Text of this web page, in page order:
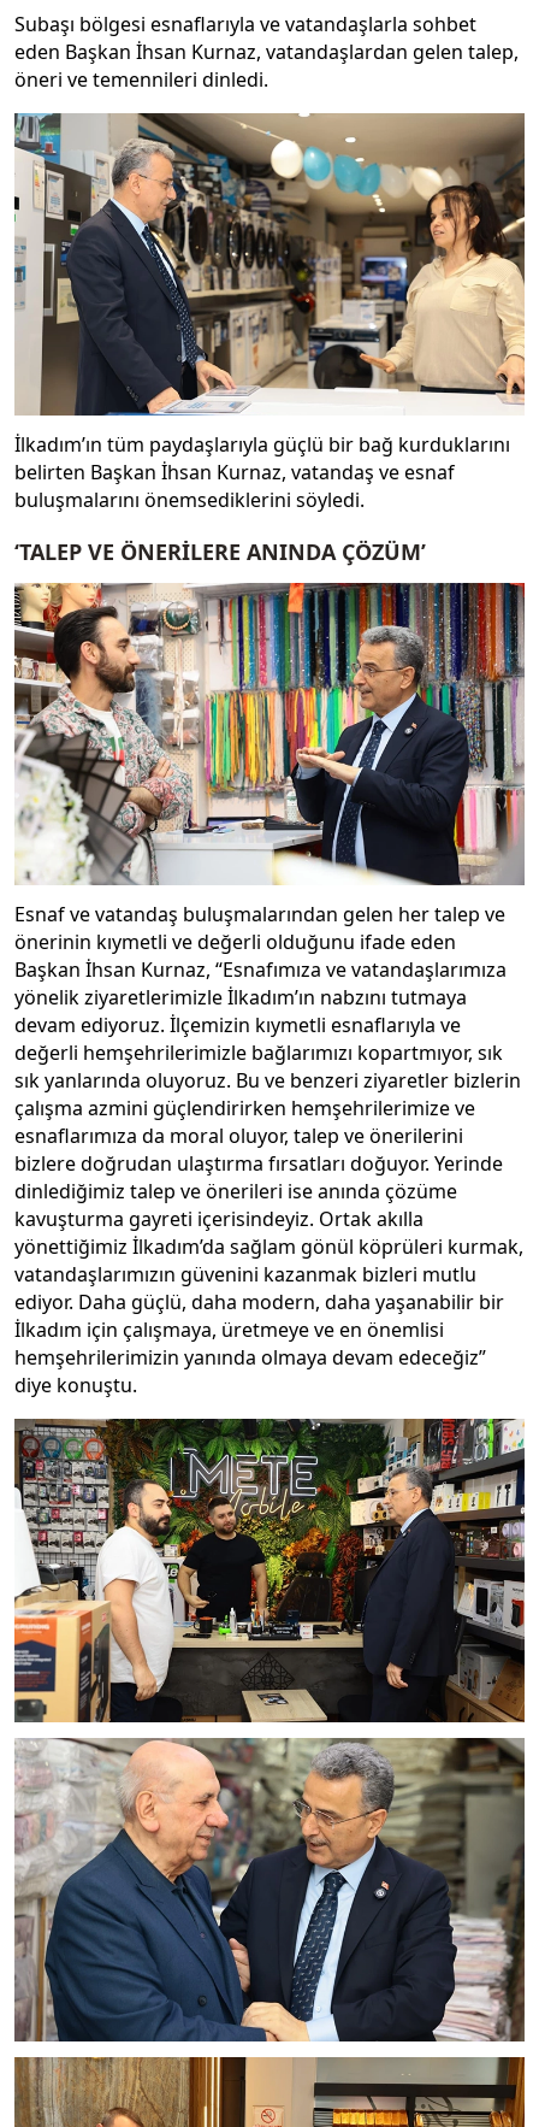
Subaşı bölgesi esnaflarıyla ve vatandaşlarla sohbet
eden Başkan İhsan Kurnaz, vatandaşlardan gelen talep,
öneri ve temennileri dinledi.
İlkadım’ın tüm paydaşlarıyla güçlü bir bağ kurduklarını
belirten Başkan İhsan Kurnaz, vatandaş ve esnaf
buluşmalarını önemsediklerini söyledi.
‘TALEP VE ÖNERİLERE ANINDA ÇÖZÜM’
Esnaf ve vatandaş buluşmalarından gelen her talep ve
önerinin kıymetli ve değerli olduğunu ifade eden
Başkan İhsan Kurnaz, “Esnafımıza ve vatandaşlarımıza
yönelik ziyaretlerimizle İlkadım’ın nabzını tutmaya
devam ediyoruz. İlçemizin kıymetli esnaflarıyla ve
değerli hemşehrilerimizle bağlarımızı kopartmıyor, sık
sık yanlarında oluyoruz. Bu ve benzeri ziyaretler bizlerin
çalışma azmini güçlendirirken hemşehrilerimize ve
esnaflarımıza da moral oluyor, talep ve önerilerini
bizlere doğrudan ulaştırma fırsatları doğuyor. Yerinde
dinlediğimiz talep ve önerileri ise anında çözüme
kavuşturma gayreti içerisindeyiz. Ortak akılla
yönettiğimiz İlkadım’da sağlam gönül köprüleri kurmak,
vatandaşlarımızın güvenini kazanmak bizleri mutlu
ediyor. Daha güçlü, daha modern, daha yaşanabilir bir
İlkadım için çalışmaya, üretmeye ve en önemlisi
hemşehrilerimizin yanında olmaya devam edeceğiz”
diye konuştu.